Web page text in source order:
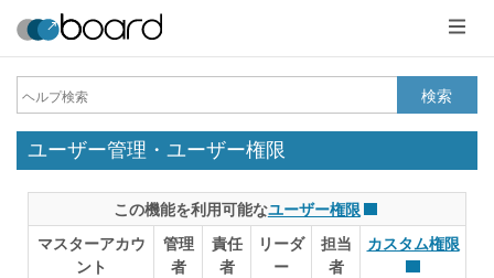
メ
ニ
ュ
ー
検索
ユーザー管理・ユーザー権限
この機能を利用可能なユーザー権限
マスターアカウ
ント
管理
者
責任
者
リーダ
ー
担当
者
カスタム権限